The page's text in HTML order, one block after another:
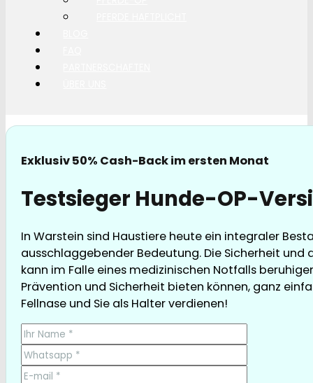
Exklusiv 50% Cash-Back im ersten Monat
Testsieger Hunde-OP-
In Warstein sind Haustiere heute ein integraler
ausschlaggebender Bedeutung. Die Sicherheit und
kann im Falle eines medizinischen Notfalls
Prävention und Sicherheit bieten können, ganz
Fellnase und Sie als Halter verdienen!